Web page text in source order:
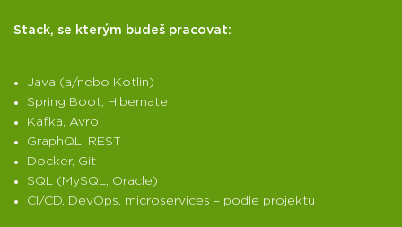
Stack, se kterým budeš pracovat:
Java (a/nebo Kotlin)
Spring Boot, Hibernate
Kafka, Avro
GraphQL, REST
Docker, Git
SQL (MySQL, Oracle)
CI/CD, DevOps, microservices – podle projektu